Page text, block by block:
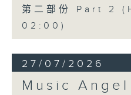
第二部份 Part 2
02:00)
27/07/2026
Music Angel